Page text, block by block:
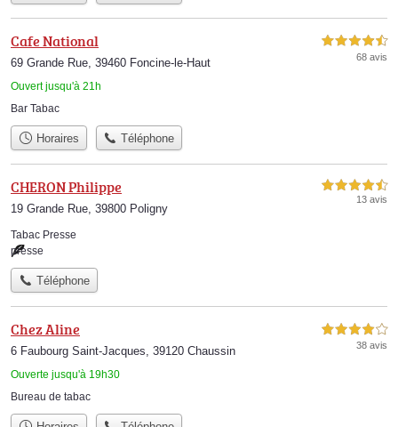
Cafe National
69 Grande Rue, 39460 Foncine-le-Haut
Ouvert jusqu'à 21h
4,5 étoiles sur 5
68 avis
Bar Tabac
Horaires Téléphone
CHERON Philippe
19 Grande Rue, 39800 Poligny
4,5 étoiles sur 5
13 avis
Tabac Presse
presse
Téléphone
Chez Aline
6 Faubourg Saint-Jacques, 39120 Chaussin
Ouverte jusqu'à 19h30
4,0 étoiles sur 5
38 avis
Bureau de tabac